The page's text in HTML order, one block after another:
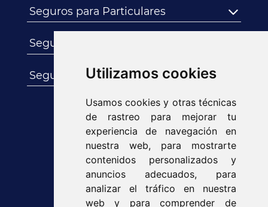
Utilizamos cookies
Usamos cookies y otras técnicas
de rastreo para mejorar tu
experiencia de navegación en
nuestra web, para mostrarte
contenidos personalizados y
anuncios adecuados, para
analizar el tráfico en nuestra
web y para comprender de
Seguros para Particulares
Seguros para Empresas
Seguros para Autónomos